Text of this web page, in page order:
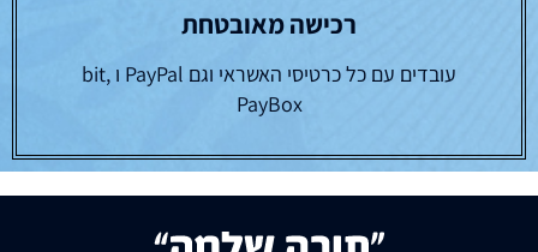
רכישה מאובטחת
עובדים עם כל כרטיסי האשראי וגם PayPal ו bit,
PayBox